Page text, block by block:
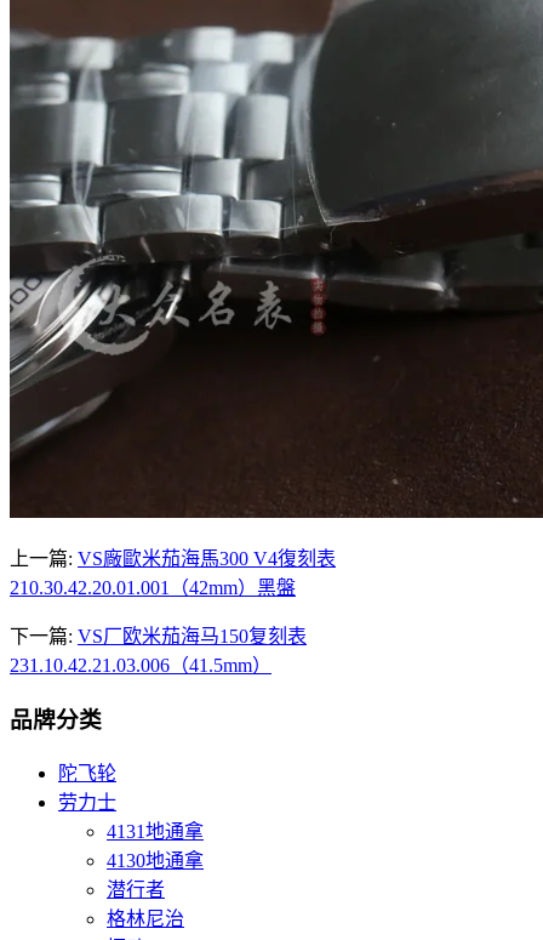
上一篇: VS廠歐米茄海馬300 V4復刻表
210.30.42.20.01.001（42mm）黑盤
下一篇: VS厂欧米茄海马150复刻表
231.10.42.21.03.006（41.5mm）
品牌分类
陀飞轮
劳力士
4131地通拿
4130地通拿
潜行者
格林尼治